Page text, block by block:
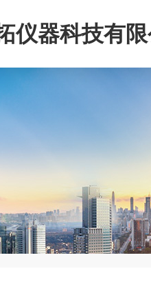
仪器科技有